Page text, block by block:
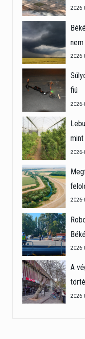
2026-
nem
2026-
fiú
2026-
2026-
2026-
2026-
A
2026-